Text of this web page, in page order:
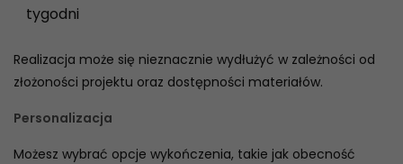
tygodni
Realizacja może się nieznacznie wydłużyć w zależności od
złożoności projektu oraz dostępności materiałów.
Personalizacja
Możesz wybrać opcje wykończenia, takie jak obecność